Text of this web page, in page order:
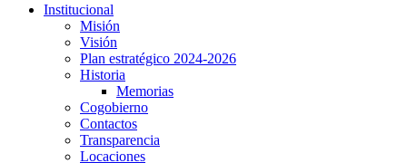
Institucional
Misión
Visión
Plan estratégico 2024-2026
Historia
Memorias
Cogobierno
Contactos
Transparencia
Locaciones